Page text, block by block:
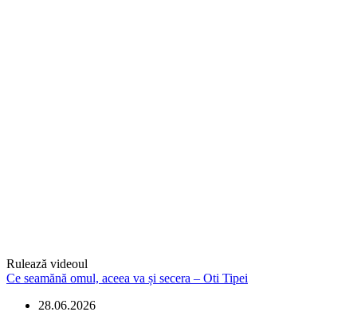
Rulează videoul
Ce seamănă omul, aceea va și secera – Oti Tipei
28.06.2026